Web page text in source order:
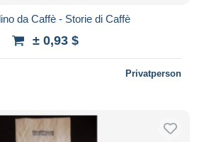
da Caffè - Storie di Caffè
± 0,93 $
Privatperson